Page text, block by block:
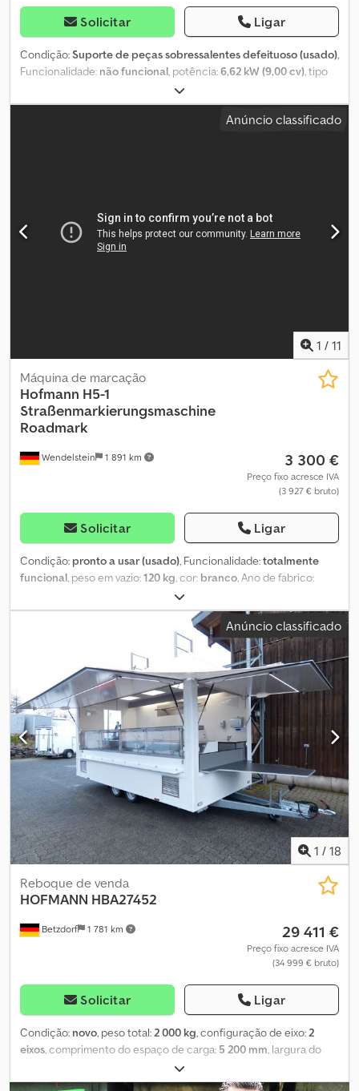
Solicitar Ligar
Condição:Suporte de peças sobressalentes defeituoso (usado),
Funcionalidade: não funcional, potência:6,62 kW (9,00 cv), tipo
laranja
de fabrico:1995, Marcadora de pavimentos: + Hofmann Dodewkf
Etjpfx Aqwokr + H8-1 + Ano de fabrico 1995 + 175kg + Motor
Anúncio classificado
1 / 11
Wendelstein 1 891 km
Máquina de marcação
Hofmann H5-1
Straßenmarkierungsmaschine
Roadmark
3 300 €
Preço fixo acresce IVA
(3 927 € bruto)
Solicitar Ligar
Condição: pronto a usar (usado), Funcionalidade:totalmente
funcional , peso em vazio:120 kg , cor: branco , Ano de fabrico:
, Máquina de marcação: + Hofmann Dedpfowift Iox Aqwekr +
H5-1 + Ano de fabricação: 2004 + 120 kg + Motor Honda GX160, 5,5
cv + Proveniente de serviço municipal Receba todos os veículos
recém-listados por e-mail – inscreva-se na nossa NEWSLETTER!
Sujeito a erros e omissões, venda intermediária reservada!
Anúncio classificado
1 / 18
Betzdorf 1 781 km
Reboque de venda
HOFMANN HBA27452
29 411 €
Preço fixo acresce IVA
(34 999 € bruto)
Solicitar Ligar
Condição: novo, peso total:2 000 kg, configuração de eixo:2
eixos, comprimento do espaço de carga: 5 200 mm, largura do
, altura do espaço de carga:
Atrelado de vendas com vitrine refrigerada para especialidades,